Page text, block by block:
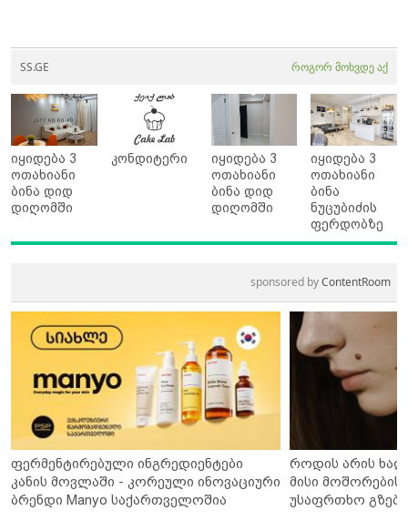
SS.GE როგორ მოხვდე აქ
იყიდება 3
ოთახიანი
ბინა დიდ
დიღომში
კონდიტერი
იყიდება 3
ოთახიანი
ბინა დიდ
დიღომში
იყიდება 3
ოთახიანი
ბინა
ნუცუბიძის
ფერდობზე
sponsored byContentRoom
ფერმენტირებული ინგრედიენტები
კანის მოვლაში - კორეული ინოვაციური
ბრენდი Manyo საქართველოშია
როდის არის
მისი მოშორების
უსაფრთხო გზები